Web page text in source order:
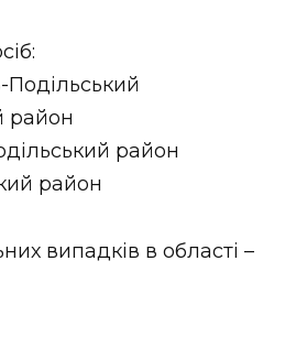
Подільський
район
район
район
випадків в області –